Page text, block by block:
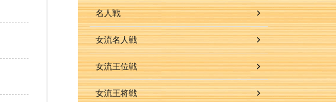
名人戦
女流名人戦
女流王位戦
女流王将戦